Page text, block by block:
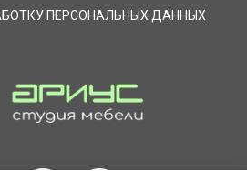
ПЕРСОНАЛЬНЫХ ДАННЫХ